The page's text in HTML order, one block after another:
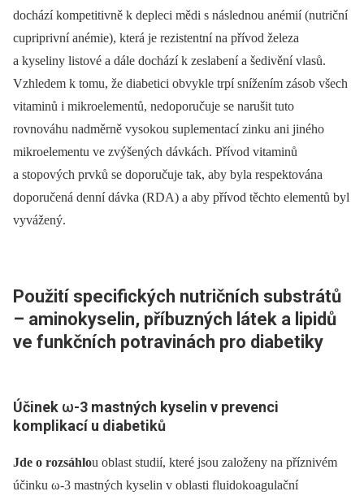
dochází kompetitivně k depleci mědi s následnou anémií (nutriční
cupriprivní anémie), která je rezistentní na přívod železa
a kyseliny listové a dále dochází k zeslabení a šedivění vlasů.
Vzhledem k tomu, že diabetici obvykle trpí snížením zásob všech
vitaminů i mikroelementů, nedoporučuje se narušit tuto
rovnováhu nadměrně vysokou suplementací zinku ani jiného
mikro­elementu ve zvýšených dávkách. Přívod vitaminů
a stopových prvků se doporučuje tak, aby byla respektována
doporučená denní dávka (RDA) a aby přívod těchto elementů byl
vyvážený.
Použití specifických nutričních substrátů
–⁠ aminokyselin, příbuzných látek a lipidů
ve funkčních potravinách pro diabetiky
Účinek ω-3 mastných kyselin v prevenci
komplikací u diabetiků
Jde o rozsáhlou oblast studií, které jsou založeny na příznivém
účinku ω-3 mastných kyselin v oblasti fluidokoagulační